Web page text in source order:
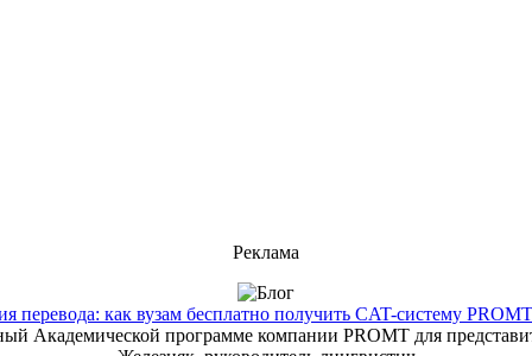
Реклама
перевода: как вузам бесплатно получить CAT-систему
Академической программе компании PROMT для